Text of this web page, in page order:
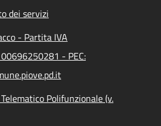
dei servizi
- Partita IVA
- PEC:
Polifunzionale (v.